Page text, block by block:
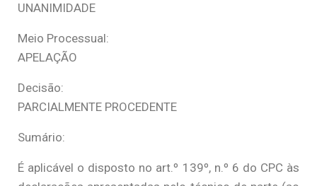
UNANIMIDADE
Meio Processual:
APELAÇÃO
Decisão:
PARCIALMENTE PROCEDENTE
Sumário:
É aplicável o disposto no art.º 139º, n.º 6 do CPC às